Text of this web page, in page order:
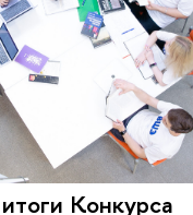
Конкурса